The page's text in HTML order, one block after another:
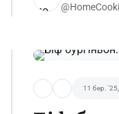
11 бер.